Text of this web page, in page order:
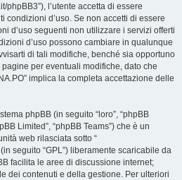
phpBB3”), l’utente accetta di essere
condizioni d’uso. Se non accetti di essere
d’uso seguenti non utilizzare i servizi offerti
d’uso possono cambiare in qualunque
di tali modifiche, benché sia opportuno
per eventuali modifiche, dato che
implica la completa accettazione delle
phpBB (in seguito “loro”, “phpBB
Limited”, “phpBB Teams”) che è un
web rilasciata sotto “
(in seguito “GPL”) liberamente scaricabile da
facilita le aree di discussione internet;
dei contenuti e della gestione. Per ulteriori